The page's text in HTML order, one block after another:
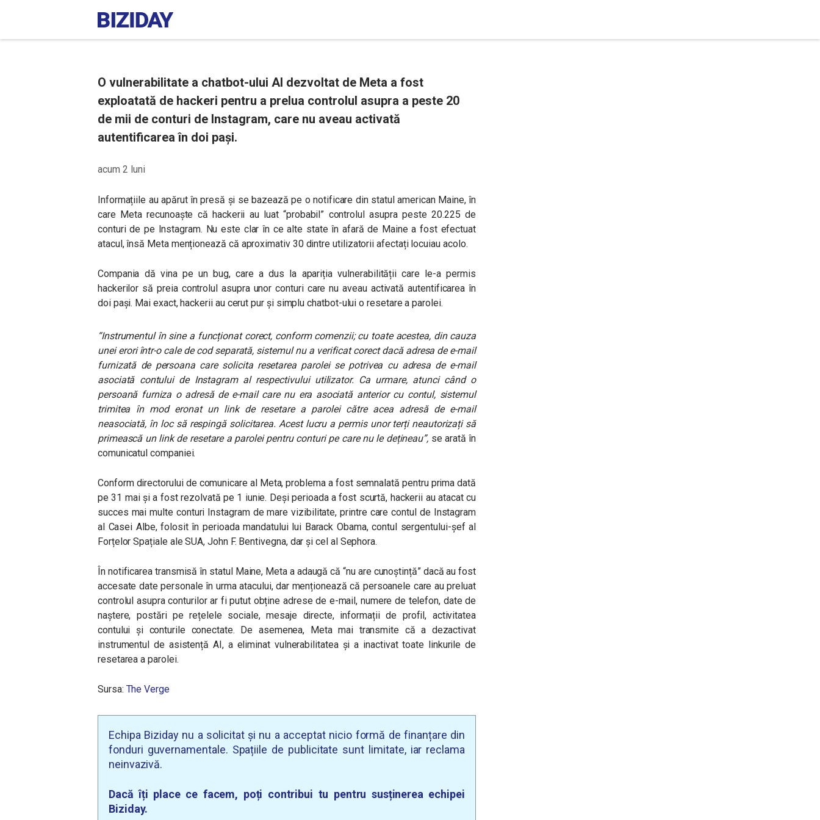
O vulnerabilitate a chatbot-ului AI dezvoltat de Meta a fost
exploatată de hackeri pentru a prelua controlul asupra a peste 20
de mii de conturi de Instagram, care nu aveau activată
autentificarea în doi pași.
acum 2 luni
Informațiile au apărut în presă și se bazează pe o notificare din statul american Maine, în
care Meta recunoaște că hackerii au luat “probabil” controlul asupra peste 20.225 de
conturi de pe Instagram. Nu este clar în ce alte state în afară de Maine a fost efectuat
atacul, însă Meta menționează că aproximativ 30 dintre utilizatorii afectați locuiau acolo.
Compania dă vina pe un bug, care a dus la apariția vulnerabilității care le-a permis
hackerilor să preia controlul asupra unor conturi care nu aveau activată autentificarea în
doi pași. Mai exact, hackerii au cerut pur și simplu chatbot-ului o resetare a parolei.
“Instrumentul în sine a funcționat corect, conform comenzii; cu toate acestea, din cauza
unei erori într-o cale de cod separată, sistemul nu a verificat corect dacă adresa de e-mail
furnizată de persoana care solicita resetarea parolei se potrivea cu adresa de e-mail
asociată contului de Instagram al respectivului utilizator. Ca urmare, atunci când o
persoană furniza o adresă de e-mail care nu era asociată anterior cu contul, sistemul
trimitea în mod eronat un link de resetare a parolei către acea adresă de e-mail
neasociată, în loc să respingă solicitarea. Acest lucru a permis unor terți neautorizați să
primească un link de resetare a parolei pentru conturi pe care nu le dețineau”, se arată în
comunicatul companiei.
Conform directorului de comunicare al Meta, problema a fost semnalată pentru prima dată
pe 31 mai și a fost rezolvată pe 1 iunie. Deși perioada a fost scurtă, hackerii au atacat cu
succes mai multe conturi Instagram de mare vizibilitate, printre care contul de Instagram
al Casei Albe, folosit în perioada mandatului lui Barack Obama, contul sergentului-șef al
Forțelor Spațiale ale SUA, John F. Bentivegna, dar și cel al Sephora.
În notificarea transmisă în statul Maine, Meta a adaugă că “nu are cunoștință” dacă au fost
accesate date personale în urma atacului, dar menționează că persoanele care au preluat
controlul asupra conturilor ar fi putut obține adrese de e-mail, numere de telefon, date de
naștere, postări pe rețelele sociale, mesaje directe, informații de profil, activitatea
contului și conturile conectate. De asemenea, Meta mai transmite că a dezactivat
instrumentul de asistență AI, a eliminat vulnerabilitatea și a inactivat toate linkurile de
resetarea a parolei.
Sursa: The Verge
Echipa Biziday nu a solicitat și nu a acceptat nicio formă de finanțare din
fonduri guvernamentale. Spațiile de publicitate sunt limitate, iar reclama
neinvazivă.
Dacă îți place ce facem, poți contribui tu pentru susținerea echipei
Biziday.